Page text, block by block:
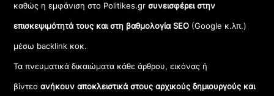
καθώς η εμφάνιση στο Politikes.gr συνεισφέρει στην
επισκεψιμότητά τους και στη βαθμολογία SEO (Google κ.λπ.)
μέσω backlink κοκ.
Τα πνευματικά δικαιώματα κάθε άρθρου, εικόνας ή
βίντεοανήκουν αποκλειστικά στους αρχικούς δημιουργούς και